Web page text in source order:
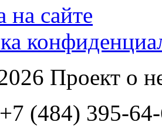
на сайте
Проект о
(484) 395-